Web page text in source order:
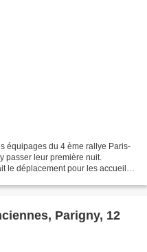
équipages du 4 ème rallye Paris-
passer leur première nuit.
le déplacement pour les accueillir.
Parigny, 12